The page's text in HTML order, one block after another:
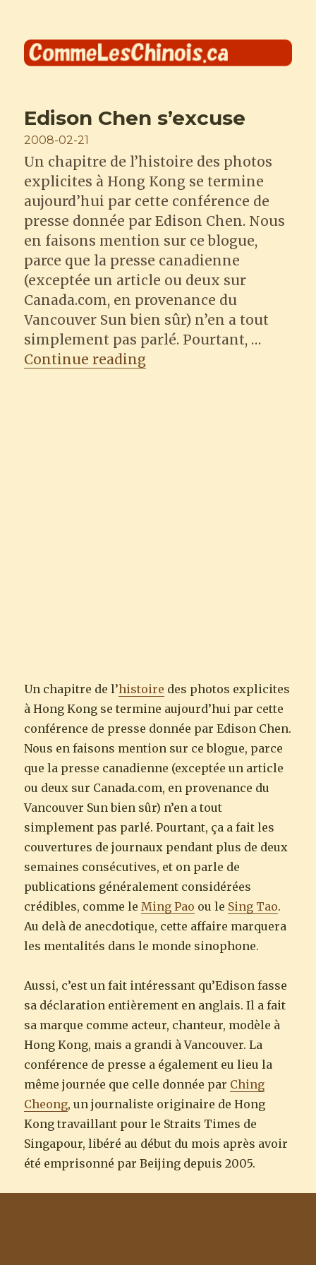
Comme les Chinois
Edison Chen s’excuse
Posted
on
2008-02-21
Un chapitre de l’histoire des photos
explicites à Hong Kong se termine
aujourd’hui par cette conférence de
presse donnée par Edison Chen. Nous
en faisons mention sur ce blogue,
parce que la presse canadienne
(exceptée un article ou deux sur
Canada.com, en provenance du
Vancouver Sun bien sûr) n’en a tout
simplement pas parlé. Pourtant, …
Continue reading“Edison Chen s’excuse”
Un chapitre de l’histoire des photos explicites
à Hong Kong se termine aujourd’hui par cette
conférence de presse donnée par Edison Chen.
Nous en faisons mention sur ce blogue, parce
que la presse canadienne (exceptée un article
ou deux sur Canada.com, en provenance du
Vancouver Sun bien sûr) n’en a tout
simplement pas parlé. Pourtant, ça a fait les
couvertures de journaux pendant plus de deux
semaines consécutives, et on parle de
publications généralement considérées
crédibles, comme leMing Pao ou le Sing Tao.
Au delà de anecdotique, cette affaire marquera
les mentalités dans le monde sinophone.
Aussi, c’est un fait intéressant qu’Edison fasse
sa déclaration entièrement en anglais. Il a fait
sa marque comme acteur, chanteur, modèle à
Hong Kong, mais a grandi à Vancouver. La
conférence de presse a également eu lieu la
même journée que celle donnée par Ching
Cheong, un journaliste originaire de Hong
Kong travaillant pour le Straits Times de
Singapour, libéré au début du mois après avoir
été emprisonné par Beijing depuis 2005.